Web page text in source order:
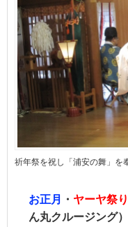
祈年祭を祝し「浦安の舞」を
お正月 ・ ヤーヤ祭り
ん丸クルージング